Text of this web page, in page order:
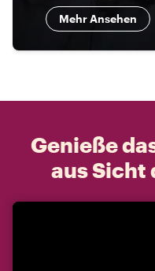
Mehr Ansehen
Genieße
aus Sicht